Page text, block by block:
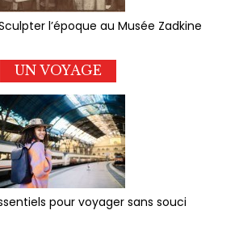
l’époque au Musée Zadkine
UN VOYAGE
pour voyager sans souci